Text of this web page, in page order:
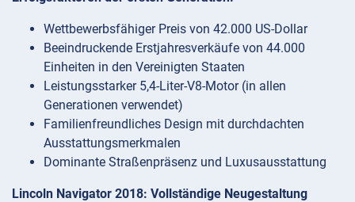
Wettbewerbsfähiger Preis von 42.000 US-Dollar
Beeindruckende Erstjahresverkäufe von 44.000
Einheiten in den Vereinigten Staaten
Leistungsstarker 5,4-Liter-V8-Motor (in allen
Generationen verwendet)
Familienfreundliches Design mit durchdachten
Ausstattungsmerkmalen
Dominante Straßenpräsenz und Luxusausstattung
Lincoln Navigator 2018: Vollständige Neugestaltung